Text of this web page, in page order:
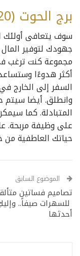
برج الحوت (20 فبراير – 20 مارس)
سوف يتعافى أولئك
جهودك لتوفير
مجموعة كنت ترغب
أكثر هدوءًا
السفر إلى الخارج
وانطلق. أيضا سيتم
المتبادلة. كما
على وظيفة مربحة.
حياتك العاطفية
الموضوع السابق
تصاميم فساتين
للسهرات صيفاً..
أحدثها